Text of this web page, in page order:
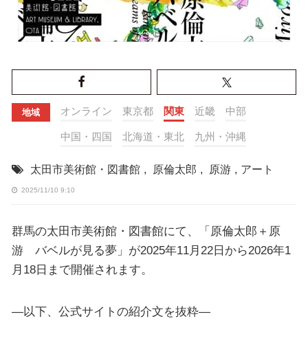
地域 オンライン 東京都 関東 近畿 中部
中国・四国 北海道・東北 九州・沖縄
太田市美術館・図書館 , 原倫太郎 , 原游 , アート
2025/11/10 9:10
群馬の太田市美術館・図書館にて、「原倫太郎＋原
游 バベルが見る夢」が2025年11月22日から2026年1
月18日まで開催されます。
—以下、公式サイトの紹介文を抜粋—